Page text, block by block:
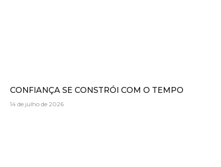
CONFIANÇA SE CONSTRÓI COM O TEMPO
14 de julho de 2026